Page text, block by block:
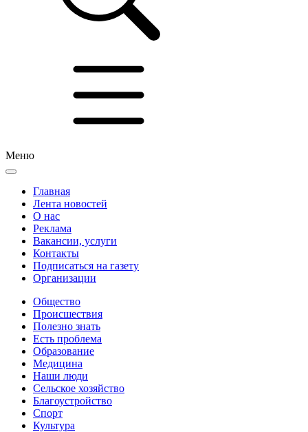
Меню
Главная
Лента новостей
О нас
Реклама
Вакансии, услуги
Контакты
Подписаться на газету
Организации
Общество
Происшествия
Полезно знать
Есть проблема
Образование
Медицина
Наши люди
Сельское хозяйство
Благоустройство
Спорт
Культура